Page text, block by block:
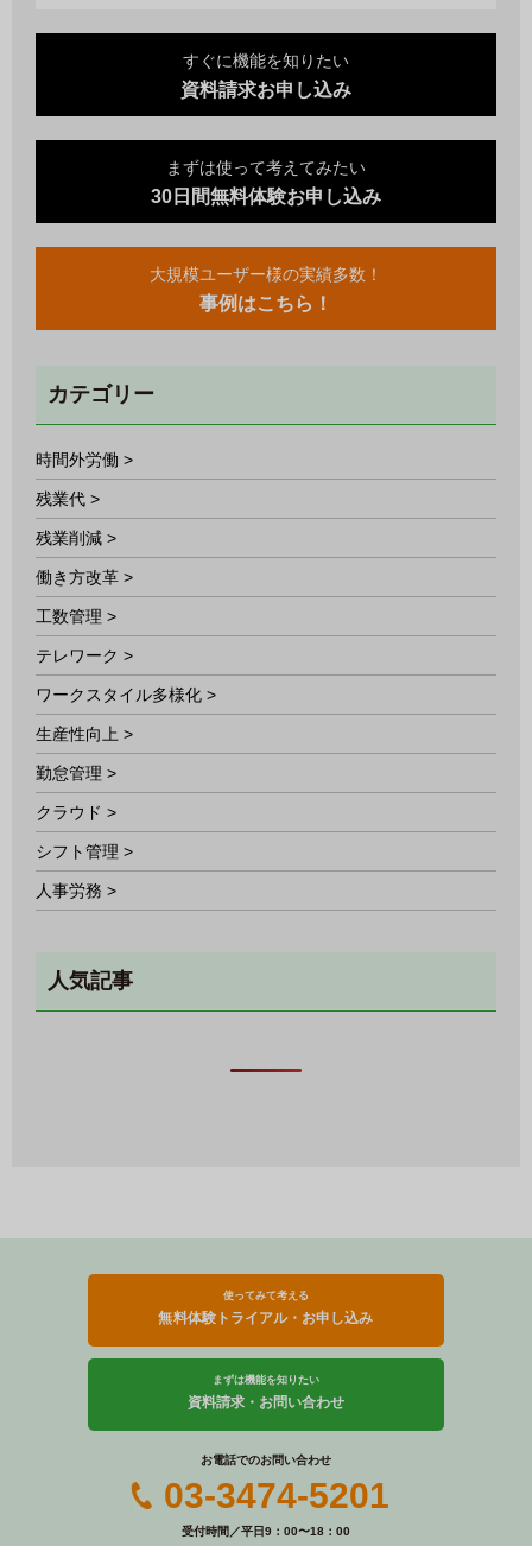
すぐに機能を知りたい
資料請求お申し込み
まずは使って考えてみたい
30日間無料体験お申し込み
大規模ユーザー様の実績多数！
事例はこちら！
カテゴリー
時間外労働 >
残業代 >
残業削減 >
働き方改革 >
工数管理 >
テレワーク >
ワークスタイル多様化 >
生産性向上 >
勤怠管理 >
クラウド >
シフト管理 >
人事労務 >
人気記事
使ってみて考える
無料体験トライアル・お申し込み
まずは機能を知りたい
資料請求・お問い合わせ
お電話でのお問い合わせ
03-3474-5201
受付時間／平日9：00〜18：00